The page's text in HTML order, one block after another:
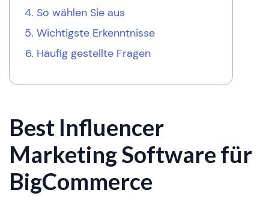
So wählen Sie aus
Wichtigste Erkenntnisse
Häufig gestellte Fragen
Best Influencer
Marketing Software für
BigCommerce